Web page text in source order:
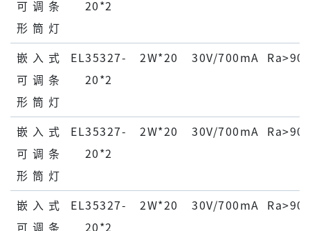
可 调 条
形 筒 灯
20*2
嵌 ⼊ 式
可 调 条
形 筒 灯
EL35327-
20*2
2W*20 30V/700mA Ra>90
嵌 ⼊ 式
可 调 条
形 筒 灯
EL35327-
20*2
2W*20 30V/700mA Ra>90
嵌 ⼊ 式
可 调 条
EL35327-
20*2
2W*20 30V/700mA Ra>90